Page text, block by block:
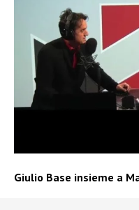
Giulio Base insieme a